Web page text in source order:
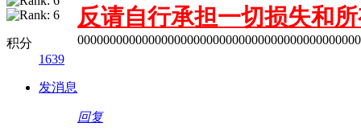
积分
1639
发消息
反请自行承担一切损失和
回复